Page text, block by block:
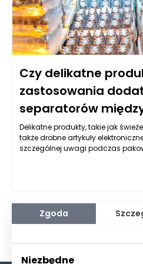
Czy delikatne
zastosowania
separatorów
Delikatne produkty, takie jak
także drobne artykuły
szczególnej uwagi podczas
znaczenie dla zachowania ich
konieczne, aby uniknąć
kontaktu, który mógłby
Separatorzy, niezależnie od tego,
tylko stabilizują ładunek, ale
przecieraniem, zarysowaniami
Zgoda
Niezbędne